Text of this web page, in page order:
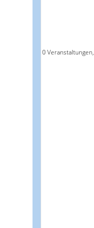
0 Veranstaltungen,